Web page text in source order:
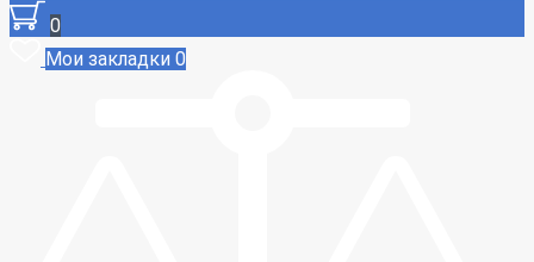
0
Мои закладки 0